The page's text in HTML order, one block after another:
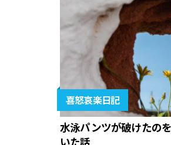
喜怒哀楽日記
水泳パンツが破けたの
いた話